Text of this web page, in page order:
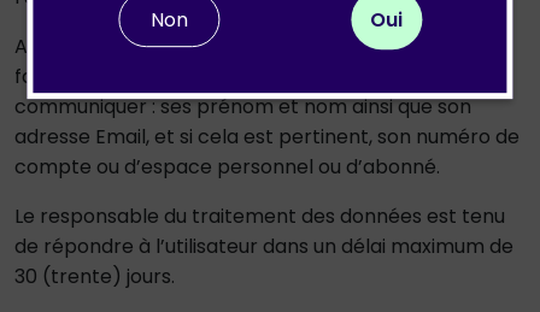
Afin que le responsable du traitement des données
fasse droit à sa demande, l’utilisateur est tenu de lui
communiquer : ses prénom et nom ainsi que son
adresse Email, et si cela est pertinent, son numéro de
compte ou d’espace personnel ou d’abonné.
Le responsable du traitement des données est tenu
de répondre à l’utilisateur dans un délai maximum de
30 (trente) jours.
Non Oui